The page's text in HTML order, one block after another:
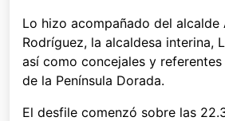
Lo hizo acompañado del alcalde
Rodríguez, la alcaldesa interina,
así como concejales y
de la Península Dorada.
El desfile comenzó sobre las